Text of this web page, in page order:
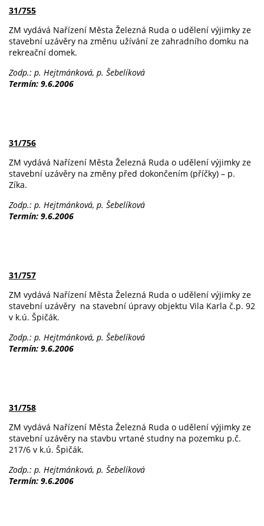
31/755
ZM vydává Nařízení Města Železná Ruda o udělení výjimky ze
stavební uzávěry na změnu užívání ze zahradního domku na
rekreační domek.
Zodp.: p. Hejtmánková, p. Šebelíková
Termín: 9.6.2006
31/756
ZM vydává Nařízení Města Železná Ruda o udělení výjimky ze
stavební uzávěry na změny před dokončením (příčky) – p.
Zíka.
Zodp.: p. Hejtmánková, p. Šebelíková
Termín: 9.6.2006
31/757
ZM vydává Nařízení Města Železná Ruda o udělení výjimky ze
stavební uzávěry na stavební úpravy objektu Vila Karla č.p. 92
v k.ú. Špičák.
Zodp.: p. Hejtmánková, p. Šebelíková
Termín: 9.6.2006
31/758
ZM vydává Nařízení Města Železná Ruda o udělení výjimky ze
stavební uzávěry na stavbu vrtané studny na pozemku p.č.
217/6 v k.ú. Špičák.
Zodp.: p. Hejtmánková, p. Šebelíková
Termín: 9.6.2006